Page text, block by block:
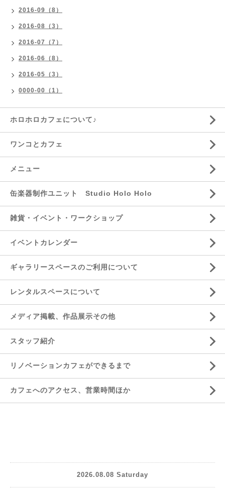
2016-09（8）
2016-08（3）
2016-07（7）
2016-06（8）
2016-05（3）
0000-00（1）
ホロホロカフェについて♪
ワンコとカフェ
メニュー
缶楽器制作ユニット Studio Holo Holo
雑貨・イベント・ワークショップ
イベントカレンダー
ギャラリースペースのご利用について
レンタルスペースについて
メディア掲載、作品展示その他
スタッフ紹介
リノベーションカフェができるまで
カフェへのアクセス、営業時間ほか
2026.08.08 Saturday